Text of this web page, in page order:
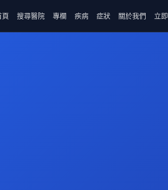
頁 搜尋醫院 專欄 疾病 症狀 關於我們 立